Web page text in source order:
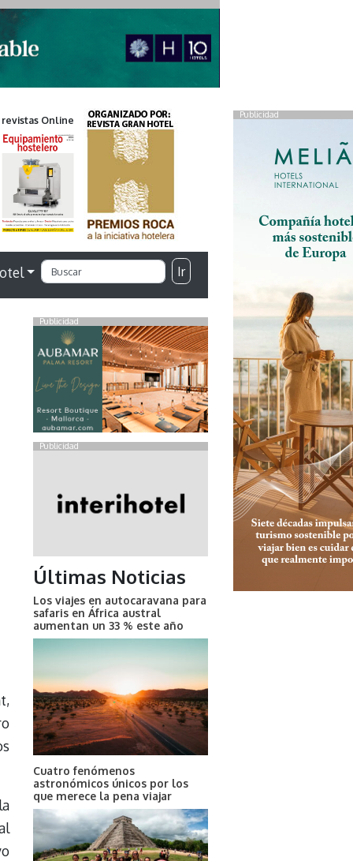
Publicidad
Online
Ir
Publicidad
Publicidad
Últimas Noticias
Los viajes en autocaravana para
safaris en África austral
aumentan un 33 % este año
Cuatro fenómenos
astronómicos únicos por los
que merece la pena viajar